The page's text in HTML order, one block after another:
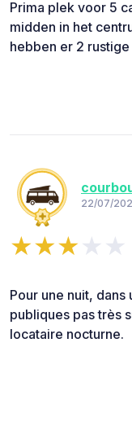
Prima plek voor 5
midden in het
hebben er 2
22/07/
Pour une nuit,
publiques pas très
locataire nocturne.